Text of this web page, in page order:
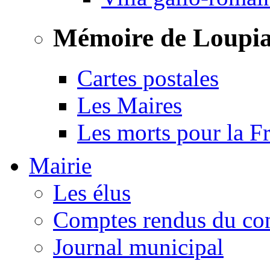
Mémoire de
Cartes postales
Les Maires
Les morts pour la
Mairie
Les élus
Comptes rendus du
Journal municipal